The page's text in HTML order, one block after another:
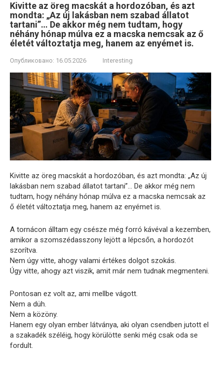
Kivitte az öreg macskát a hordozóban, és azt
mondta: „Az új lakásban nem szabad állatot
tartani”… De akkor még nem tudtam, hogy
néhány hónap múlva ez a macska nemcsak az ő
életét változtatja meg, hanem az enyémet is.
Опубликовано: 16.05.2026 Interesting
Kivitte az öreg macskát a hordozóban, és azt mondta: „Az új
lakásban nem szabad állatot tartani”… De akkor még nem
tudtam, hogy néhány hónap múlva ez a macska nemcsak az
ő életét változtatja meg, hanem az enyémet is.
A tornácon álltam egy csésze még forró kávéval a kezemben,
amikor a szomszédasszony lejött a lépcsőn, a hordozót
szorítva.
Nem úgy vitte, ahogy valami értékes dolgot szokás.
Úgy vitte, ahogy azt viszik, amit már nem tudnak megmenteni.
Pontosan ez volt az, ami mellbe vágott.
Nem a düh.
Nem a közöny.
Hanem egy olyan ember látványa, aki olyan csendben jutott el
a szakadék széléig, hogy körülötte senki még csak oda se
fordult.